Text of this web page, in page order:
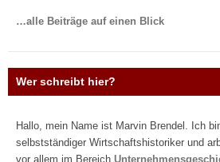
…alle Beiträge auf einen Blick
Wer schreibt hier?
Hallo, mein Name ist Marvin Brendel. Ich
selbstständiger Wirtschaftshistoriker und
vor allem im Bereich